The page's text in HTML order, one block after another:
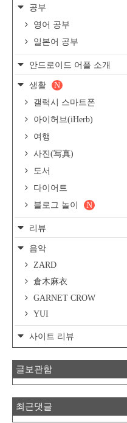
공부
영어 공부
일본어 공부
안드로이드 어플 소개
생활
N
갤럭시 스마트폰
아이허브(iHerb)
여행
사진(写真)
도서
다이어트
블로그 놀이
N
리뷰
음악
ZARD
倉木麻衣
GARNET CROW
YUI
사이트 리뷰
글보관함
최근댓글